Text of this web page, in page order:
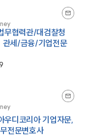
무협력관/대검찰청
관세/금융/기업전문
우디코리아 기업자문,
전문변호사